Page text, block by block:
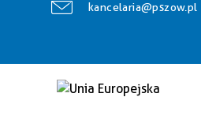
kancelaria@pszow.pl